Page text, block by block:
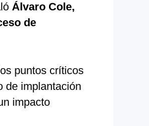
Álvaro Cole,
de
puntos críticos
de implantación
impacto